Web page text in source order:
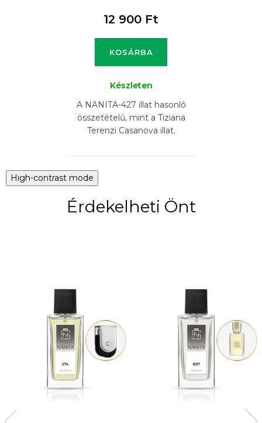
12 900 Ft
KOSÁRBA
Készleten
A NANITA-427 illat hasonló
összetételű, mint a Tiziana
Terenzi Casanova illat.
High-contrast mode
Érdekelheti Önt